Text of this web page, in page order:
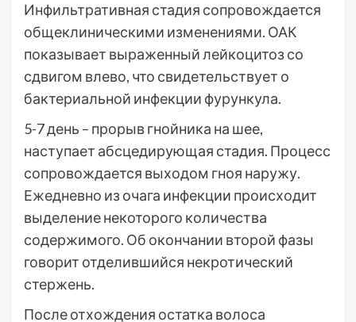
Инфильтративная стадия сопровождается
общеклиническими изменениями. ОАК
показывает выраженный лейкоцитоз со
сдвигом влево, что свидетельствует о
бактериальной инфекции фурункула.
5-7 день – прорыв гнойника на шее,
наступает абсцедирующая стадия. Процесс
сопровождается выходом гноя наружу.
Ежедневно из очага инфекции происходит
выделение некоторого количества
содержимого. Об окончании второй фазы
говорит отделившийся некротический
стержень.
После отхождения остатка волоса